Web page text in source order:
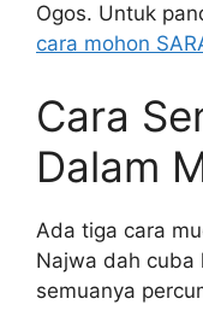
Ogos. Untuk
cara mohon
Cara
Dalam
Ada tiga cara
Najwa dah cuba
semuanya